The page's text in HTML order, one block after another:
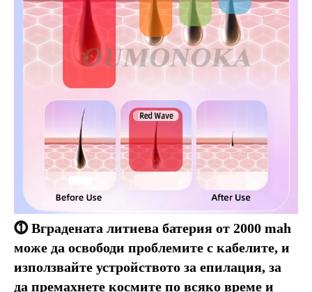
⓵ Вградената литиева батерия от 2000 mah
може да освободи проблемите с кабелите, и
използвайте устройството за епилация, за
да премахнете космите по всяко време и